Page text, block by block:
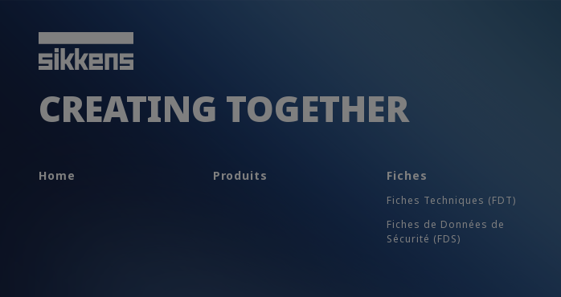
CREATING TOGETHER
Home Produits Fiches
Fiches Techniques (FDT)
Fiches de Données de
Sécurité (FDS)